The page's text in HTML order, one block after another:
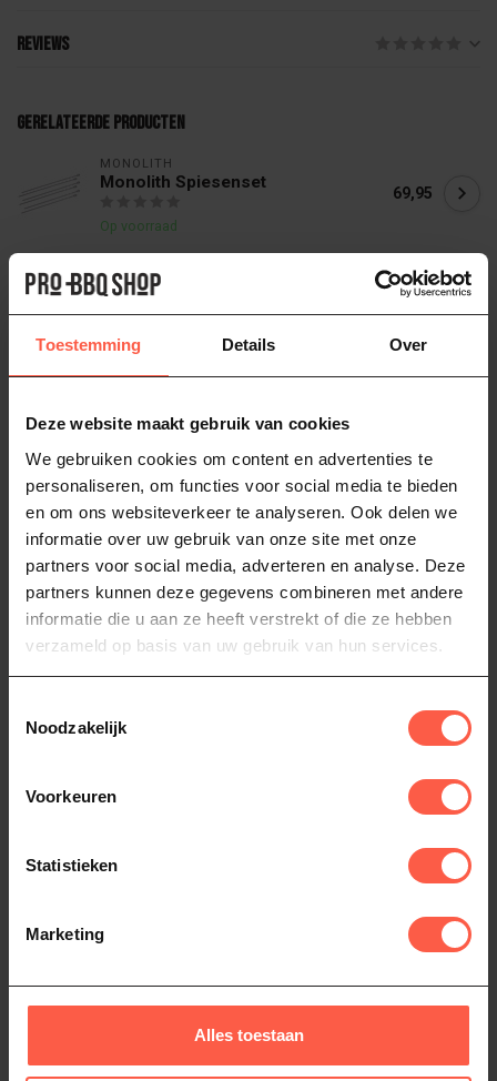
Toestemming Details Over
Deze website maakt gebruik van cookies
We gebruiken cookies om content en advertenties te
personaliseren, om functies voor social media te bieden
en om ons websiteverkeer te analyseren. Ook delen we
informatie over uw gebruik van onze site met onze
partners voor social media, adverteren en analyse. Deze
partners kunnen deze gegevens combineren met andere
informatie die u aan ze heeft verstrekt of die ze hebben
verzameld op basis van uw gebruik van hun services.
Noodzakelijk
Voorkeuren
Statistieken
Marketing
Alles toestaan
Reviews
Gerelateerde producten
MONOLITH
Monolith Spiesenset
Op voorraad
69,95
KNISTER
Knister Grill Sticks
Op voorraad
29,95
Big Green Egg Bamboo skewers (25
Op voorraad
BIG GREEN EGG
Big Green Egg Flexibele
Vleespennen (2 st)
Op voorraad
41,25
Of heb je hulp nodig bij het bestellen? Neem
of
bel
. We helpen je graag!
Recent bekeken